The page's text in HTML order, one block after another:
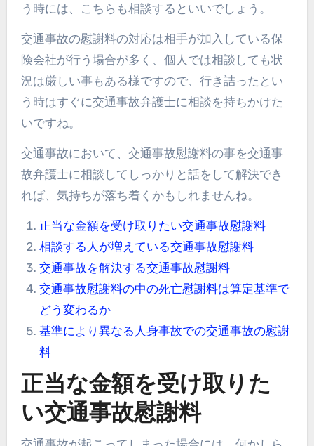
う時には、こちらも相談するといいでしょう。
交通事故の慰謝料の対応は相手が加入している保
険会社が行う場合が多く、個人では相談しても状
況は厳しい事もある様ですので、行き詰ったとい
う時はすぐに交通事故弁護士に相談を持ちかけた
いですね。
交通事故において、交通事故慰謝料の事を交通事
故弁護士に相談してしっかりと話をして解決でき
れば、気持ちが落ち着くかもしれませんね。
正当な金額を受け取りたい交通事故慰謝料
相談する人が増えている交通事故慰謝料
交通事故を解決する交通事故慰謝料
交通事故慰謝料の中の死亡慰謝料は算定基準で
どう変わるか
基準により異なる人身事故での交通事故の慰謝
料
正当な金額を受け取りた
い交通事故慰謝料